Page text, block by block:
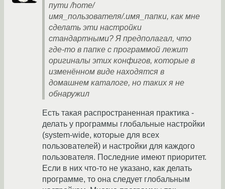
пути /home/
имя_пользователя/.имя_папки, как мне
сделать эти настройки
стандартными? Я предполагал, что
где-то в папке с программой лежит
оригиналы этих конфигов, которые в
изменённом виде находятся в
домашнем каталоге, но таких я не
обнаружил
Есть такая распространенная практика -
делать у программы глобальные настройки
(system-wide, которые для всех
пользователей) и настройки для каждого
пользователя. Последние имеют приоритет.
Если в них что-то не указано, как делать
программе, то она следует глобальным